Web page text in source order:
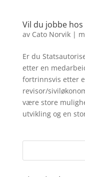
Vil du jobbe hos
av Cato Norvik|
Er du
etter en
fortrinnsvis etter
revisor/
være store
utvikling og en